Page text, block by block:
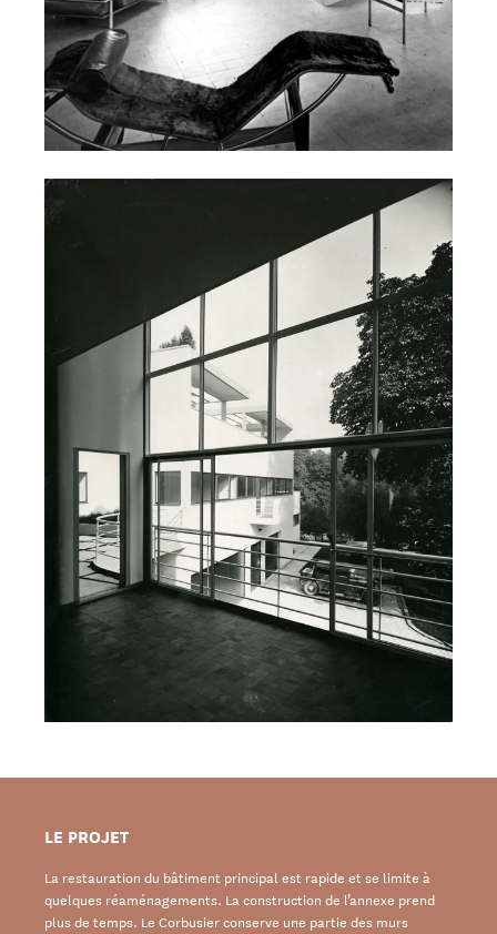
LE PROJET
La restauration du bâtiment principal est rapide et se limite à
quelques réaménagements. La construction de l’annexe prend
plus de temps. Le Corbusier conserve une partie des murs